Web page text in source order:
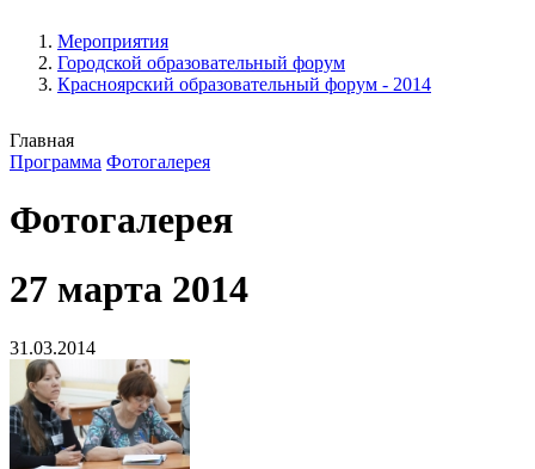
Мероприятия
Городской образовательный форум
Красноярский образовательный форум - 2014
Главная
Программа Фотогалерея
Фотогалерея
27 марта 2014
31.03.2014